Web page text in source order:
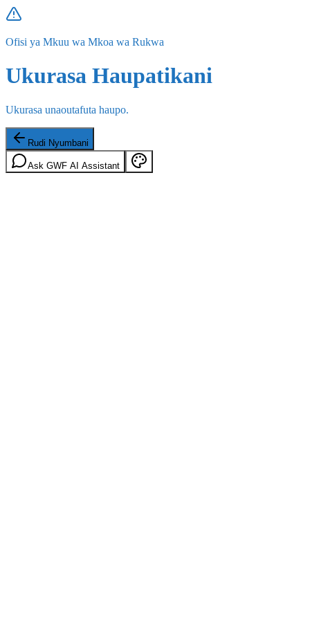
Ofisi ya Mkuu wa Mkoa wa Rukwa
Ukurasa Haupatikani
Ukurasa unaoutafuta haupo.
Rudi Nyumbani
Ask GWF AI Assistant